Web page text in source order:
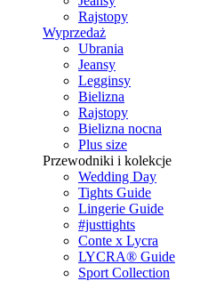
Rajstopy
Wyprzedaż
Ubrania
Jeansy
Legginsy
Bielizna
Rajstopy
Bielizna nocna
Plus size
Przewodniki i kolekcje
Wedding Day
Tights Guide
Lingerie Guide
#justtights
Conte x Lycra
LYCRA® Guide
Sport Сollection